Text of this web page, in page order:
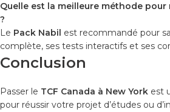
Quelle est la meilleure méthode pour
?
Le Pack Nabil est recommandé pour
complète, ses tests interactifs et ses
Conclusion
Passer le TCF Canada à New York est
pour réussir votre projet d’études ou